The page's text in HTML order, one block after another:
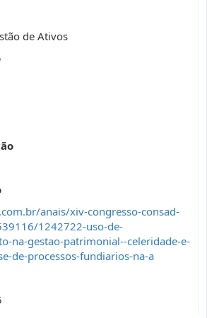
de Ativos
anais/xiv-congresso-consad-
1242722-uso-de-
na-gestao-patrimonial--celeridade-e-
de-processos-fundiarios-na-a